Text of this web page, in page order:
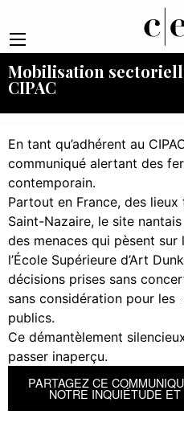
Mobilisation
CIPAC
En tant qu’adhérent au
communiqué alertant des
contemporain.
Partout en France, des
Saint-Nazaire, le site
des menaces qui pèsent
l’École Supérieure d’Art
décisions prises sans
sans considération pour
publics.
Ce démantèlement
passer inaperçu.
PARTAGEZ CE
NOTRE INQUIÉTUDE